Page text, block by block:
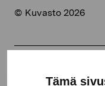
Tämä
© Kuvasto 2026